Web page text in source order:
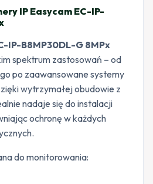
IP Easycam EC-IP-
IP-B8MP30DL-G 8MPx
spektrum zastosowań – od
po zaawansowane systemy
wytrzymałej obudowie z
nadaje się do instalacji
ochronę w każdych
do monitorowania: